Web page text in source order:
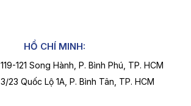
HỒ CHÍ MINH:
119-121 Song Hành, P. Bình Phú, TP. HCM
3/23 Quốc Lộ 1A, P. Bình Tân, TP. HCM